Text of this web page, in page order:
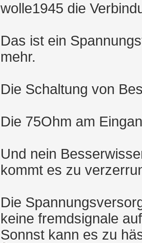
wolle1945 die
Das ist ein
mehr.
Die Schaltung von
Die 75Ohm am
Und nein
kommt es zu
Die
keine fremdsignale
Sonnst kann es zu